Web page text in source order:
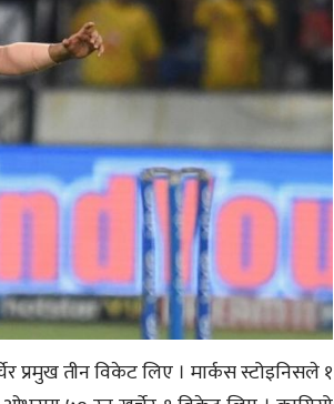
प्रमुख तीन विकेट लिए । मार्कस स्टोइनिसले १